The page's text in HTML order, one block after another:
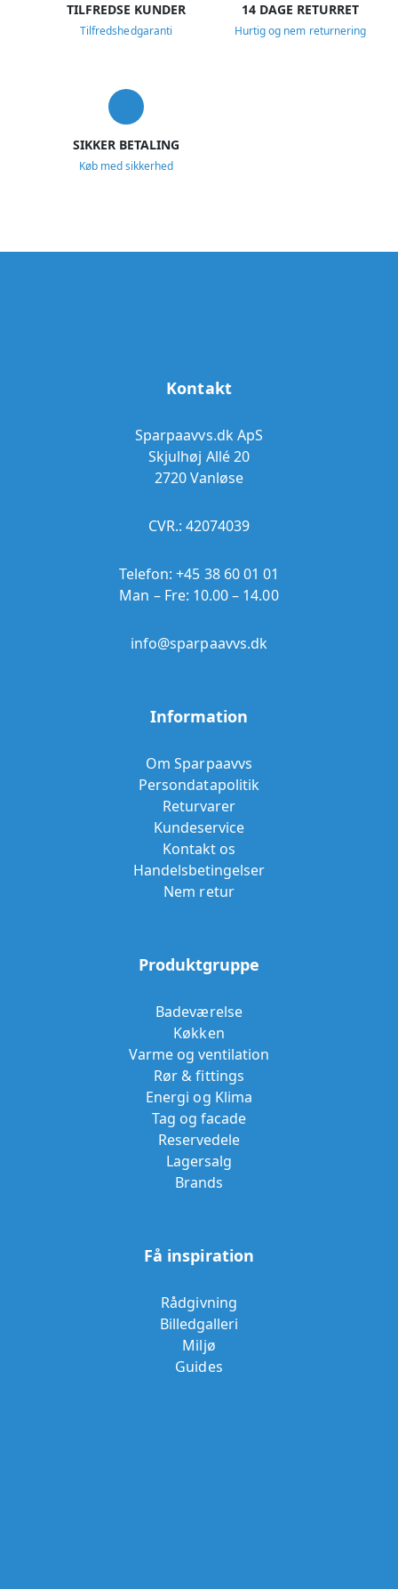
TILFREDSE KUNDER
Tilfredshedgaranti
14 DAGE RETURRET
Hurtig og nem returnering
SIKKER BETALING
Køb med sikkerhed
Kontakt
Sparpaavvs.dk ApS
Skjulhøj Allé 20
2720 Vanløse
CVR.: 42074039
Telefon:+45 38 60 01 01
Man – Fre: 10.00 – 14.00
info@sparpaavvs.dk
Information
Om Sparpaavvs
Persondatapolitik
Returvarer
Kundeservice
Kontakt os
Handelsbetingelser
Nem retur
Produktgruppe
Badeværelse
Køkken
Varme og ventilation
Rør & fittings
Energi og Klima
Tag og facade
Reservedele
Lagersalg
Brands
Få inspiration
Rådgivning
Billedgalleri
Miljø
Guides